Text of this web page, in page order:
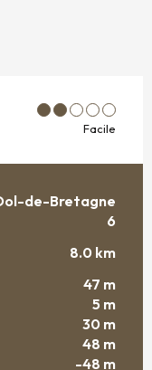
Facile
de-Bretagne
6
8.0 km
47 m
5 m
30 m
48 m
-48 m